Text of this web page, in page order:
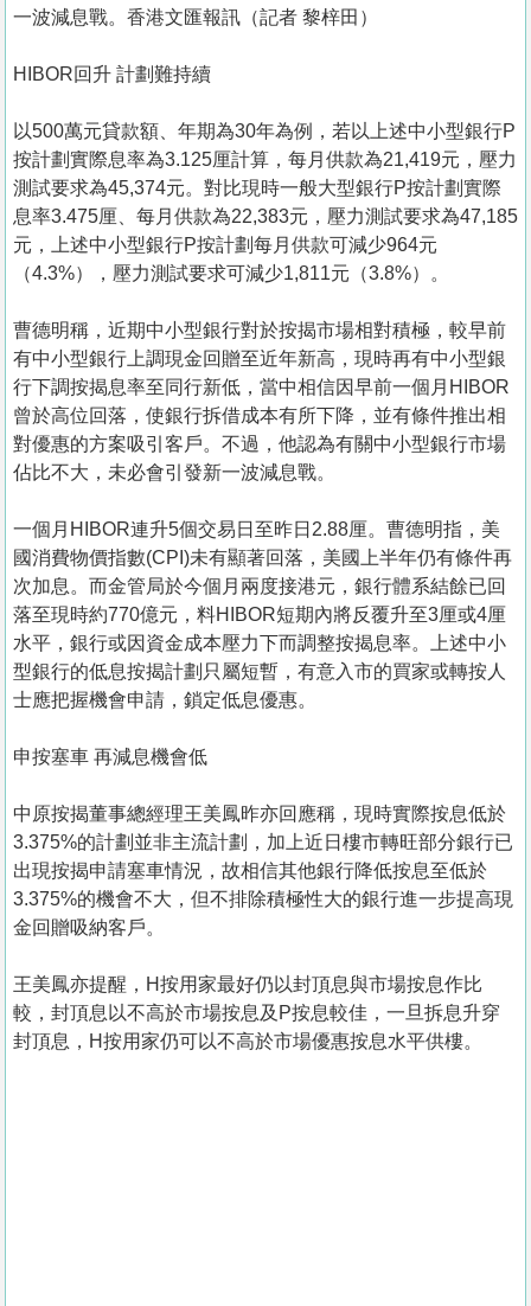
一波減息戰。香港文匯報訊（記者 黎梓田）
HIBOR回升 計劃難持續
以500萬元貸款額、年期為30年為例，若以上述中小型銀行P
按計劃實際息率為3.125厘計算，每月供款為21,419元，壓力
測試要求為45,374元。對比現時一般大型銀行P按計劃實際
息率3.475厘、每月供款為22,383元，壓力測試要求為47,185
元，上述中小型銀行P按計劃每月供款可減少964元
（4.3%），壓力測試要求可減少1,811元（3.8%）。
曹德明稱，近期中小型銀行對於按揭市場相對積極，較早前
有中小型銀行上調現金回贈至近年新高，現時再有中小型銀
行下調按揭息率至同行新低，當中相信因早前一個月HIBOR
曾於高位回落，使銀行拆借成本有所下降，並有條件推出相
對優惠的方案吸引客戶。不過，他認為有關中小型銀行市場
佔比不大，未必會引發新一波減息戰。
一個月HIBOR連升5個交易日至昨日2.88厘。曹德明指，美
國消費物價指數(CPI)未有顯著回落，美國上半年仍有條件再
次加息。而金管局於今個月兩度接港元，銀行體系結餘已回
落至現時約770億元，料HIBOR短期內將反覆升至3厘或4厘
水平，銀行或因資金成本壓力下而調整按揭息率。上述中小
型銀行的低息按揭計劃只屬短暫，有意入市的買家或轉按人
士應把握機會申請，鎖定低息優惠。
申按塞車 再減息機會低
中原按揭董事總經理王美鳳昨亦回應稱，現時實際按息低於
3.375%的計劃並非主流計劃，加上近日樓市轉旺部分銀行已
出現按揭申請塞車情況，故相信其他銀行降低按息至低於
3.375%的機會不大，但不排除積極性大的銀行進一步提高現
金回贈吸納客戶。
王美鳳亦提醒，H按用家最好仍以封頂息與市場按息作比
較，封頂息以不高於市場按息及P按息較佳，一旦拆息升穿
封頂息，H按用家仍可以不高於市場優惠按息水平供樓。